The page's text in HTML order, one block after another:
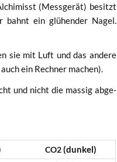
(Mess­ge­rät) besitzt
bahnt ein glü­hen­der Nagel.
sie mit Luft und das ande­re
ein Rech­ner machen).
und nicht die mas­sig abge­
CO2(dun­kel)